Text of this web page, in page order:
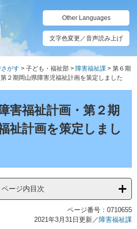
Other Languages
文字色変更／音声読み上げ
がす > 子ども・福祉部 > 障害福祉課 > 第６期
２期岡山県障害児福祉計画を策定しました
害福祉計画・第２期
祉計画を策定しまし
ページ内目次
ページ番号：0710655
2021年3月31日更新／ 障害福祉課